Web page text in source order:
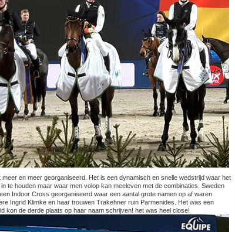
en meer georganiseerd. Het is een dynamisch en snelle wedstrijd waar het
te houden maar waar men volop kan meeleven met de combinaties. Sweden
Indoor Cross georganiseerd waar een aantal grote namen op af waren
Ingrid Klimke en haar trouwen Trakehner ruin Parmenides. Het was een
kon de derde plaats op haar naam schrijven! het was heel close!